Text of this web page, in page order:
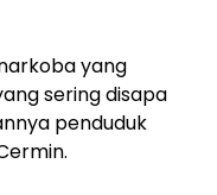
yang
sering disapa
penduduk